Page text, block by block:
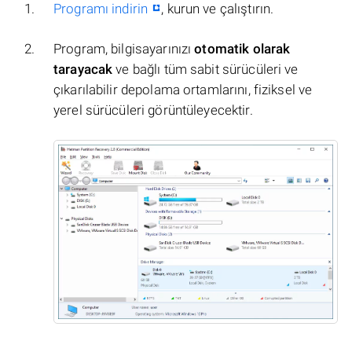
Programı indirin , kurun ve çalıştırın.
Program, bilgisayarınızıotomatik olarak
tarayacak ve bağlı tüm sabit sürücüleri ve
çıkarılabilir depolama ortamlarını, fiziksel ve
yerel sürücüleri görüntüleyecektir.